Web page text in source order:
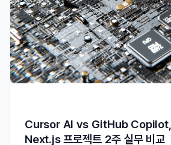
Cursor AI vs GitHub
Next.js 프로젝트 2주 실무 비교